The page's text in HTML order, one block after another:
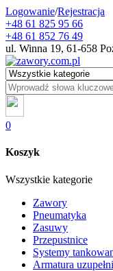
Logowanie/Rejestracja
+48 61 825 95 66
+48 61 852 76 49
ul. Winna 19, 61-658
0
Koszyk
Wszystkie kategorie
Zawory
Pneumatyka
Zasuwy
Przepustnice
Systemy
Armatura